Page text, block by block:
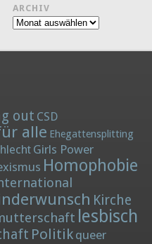
ARCHIV
Archiv
out CSD
alle Ehegattensplitting
Girls Power
Homophobie
Kirche
lesbisch
Politik queer